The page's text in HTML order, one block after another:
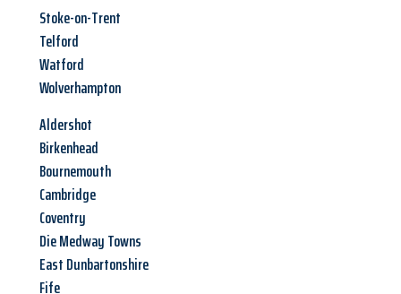
Stoke-on-Trent
Telford
Watford
Wolverhampton
Aldershot
Birkenhead
Bournemouth
Cambridge
Coventry
Die Medway Towns
East Dunbartonshire
Fife